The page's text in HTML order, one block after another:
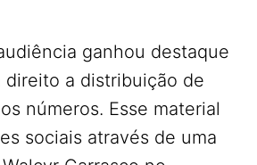
ganhou destaque
direito a distribuição de
números. Esse material
sociais através de uma